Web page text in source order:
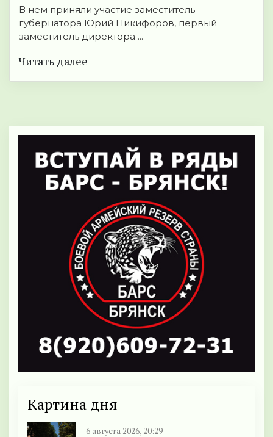
В нем приняли участие заместитель
губернатора Юрий Никифоров, первый
заместитель директора ...
Читать далее
Картина дня
6 августа 2026, 20:29